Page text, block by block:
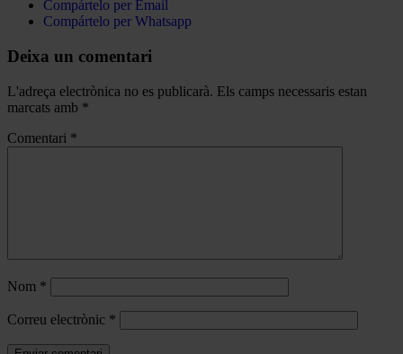
Compártelo per Email
Compártelo per Whatsapp
Deixa un comentari
L'adreça electrònica no es publicarà. Els camps necessaris estan
marcats amb *
Comentari *
Nom *
Correu electrònic *